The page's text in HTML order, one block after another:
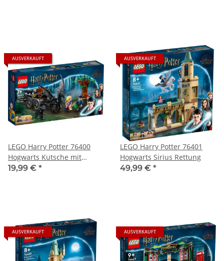
AUSVERKAUFT
LEGO Harry Potter 76400
Hogwarts Kutsche mit
Thestralen
19,99 € *
AUSVERKAUFT
LEGO Harry Potter 76401
Hogwarts Sirius Rettung
49,99 € *
AUSVERKAUFT AUSVERKAUFT